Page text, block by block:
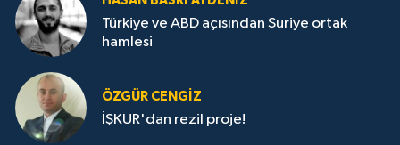
Türkiye ve ABD açısından Suriye ortak
hamlesi
ÖZGÜR CENGIZ
İŞKUR'dan rezil proje!